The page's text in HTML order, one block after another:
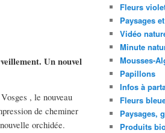
Un nouvel
, le nouveau
de cheminer
orchidée.
Fleurs
Paysages
Vidéo
Minute
Mousses-
Papillons
Infos à
Fleurs
Paysages,
Produits